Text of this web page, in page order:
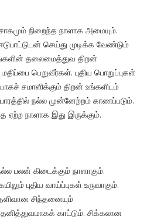
நிறைந்த நாளாக அமையும்.
செய்து முடிக்க வேண்டும்
தலைமைத்துவ திறன்
பெறுவீர்கள். புதிய பொறுப்புகள்
சமாளிக்கும் திறன் உங்களிடம்
நல்ல முன்னேற்றம் காணப்படும்.
ஏற்ற நாளாக இது இருக்கும்.
பலன் கிடைக்கும் நாளாகும்.
புதிய வாய்ப்புகள் உருவாகும்.
சிந்தனையும்
காட்டும். சிக்கலான